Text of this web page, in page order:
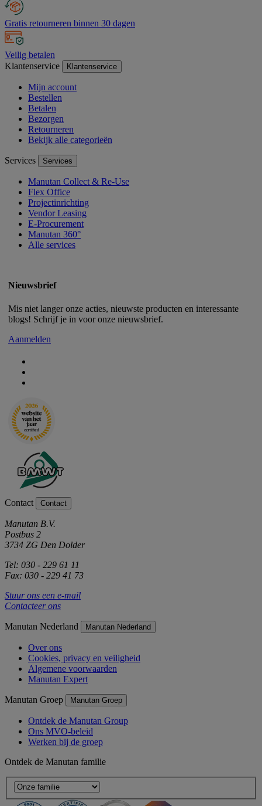
Gratis retourneren binnen 30 dagen
Veilig betalen
Klantenservice
Klantenservice
Mijn account
Bestellen
Betalen
Bezorgen
Retourneren
Bekijk alle categorieën
Services Services
Manutan Collect & Re-Use
Flex Office
Projectinrichting
Vendor Leasing
E-Procurement
Manutan 360°
Alle services
Nieuwsbrief
Mis niet langer onze acties, nieuwste producten en interessante
blogs! Schrijf je in voor onze nieuwsbrief.
Aanmelden
Contact Contact
Manutan B.V.
Postbus 2
3734 ZG Den Dolder
Tel: 030 - 229 61 11
Fax: 030 - 229 41 73
Stuur ons een e-mail
Contacteer ons
Manutan Nederland Manutan Nederland
Over ons
Cookies, privacy en veiligheid
Algemene voorwaarden
Manutan Expert
Manutan Groep Manutan Groep
Ontdek de Manutan Group
Ons MVO-beleid
Werken bij de groep
Ontdek de Manutan familie